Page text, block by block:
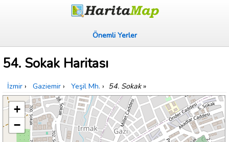
Önemli Yerler
54. Sokak Haritası
İzmir › Gaziemir › Yeşil Mh. › 54. Sokak»
+
−